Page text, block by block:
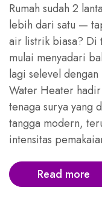
Rumah sudah 2
lebih dari satu —
air listrik biasa? Di
mulai menyadari
lagi selevel
Water Heater
tenaga surya yang
tangga modern,
intensitas
Read more